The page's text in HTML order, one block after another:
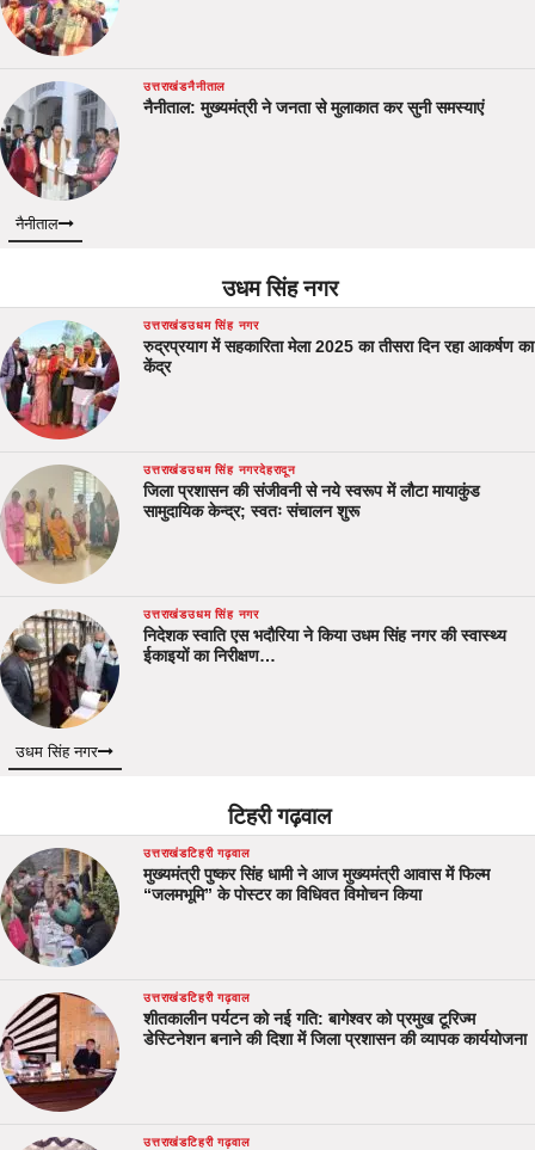
उत्तराखंडनैनीताल
नैनीताल: मुख्यमंत्री ने जनता से मुलाकात कर सुनी समस्याएं
नैनीताल
उधम सिंह नगर
उत्तराखंडउधम सिंह नगर
रुद्रप्रयाग में सहकारिता मेला 2025 का तीसरा दिन रहा आकर्षण का
केंद्र
उत्तराखंडउधम सिंह नगरदेहरादून
जिला प्रशासन की संजीवनी से नये स्वरूप में लौटा मायाकुंड
सामुदायिक केन्द्र; स्वतः संचालन शुरू
उत्तराखंडउधम सिंह नगर
निदेशक स्वाति एस भदौरिया ने किया उधम सिंह नगर की स्वास्थ्य
ईकाइयों का निरीक्षण…
उधम सिंह नगर
टिहरी गढ़वाल
उत्तराखंडटिहरी गढ़वाल
मुख्यमंत्री पुष्कर सिंह धामी ने आज मुख्यमंत्री आवास में फिल्म
“जलमभूमि” के पोस्टर का विधिवत विमोचन किया
उत्तराखंडटिहरी गढ़वाल
शीतकालीन पर्यटन को नई गति: बागेश्वर को प्रमुख टूरिज्म
डेस्टिनेशन बनाने की दिशा में जिला प्रशासन की व्यापक कार्ययोजना
उत्तराखंडटिहरी गढ़वाल